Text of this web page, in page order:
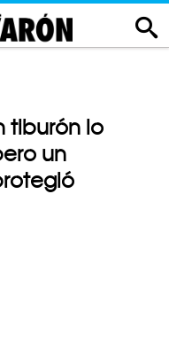
tiburón lo
un